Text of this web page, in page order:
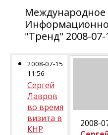
Международное
"Тренд" 2008-07-
2008-07-15
11:56
Сергей
Лавров
во время
визита в
КНР
2008-